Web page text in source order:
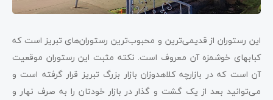
این رستوران از قدیمی‌ترین و محبوب‌ترین رستوران‌های تبریز است که
کبا‌بهای خوشمزه آن معروف است. نکته مثبت این رستوران موقعیت
آن است که در بازارچه کلاهدوزان بازار بزرگ تبریز قرار گرفته است و
می‌توانید بعد از یک گشت و گذار در بازار خودتان را به صرف نهار و